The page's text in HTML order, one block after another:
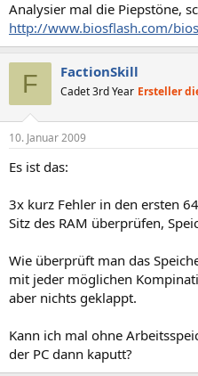
Analysier mal die Piepstöne,
http://www.biosflash.com/
F FactionSkill
Cadet 3rd Year Ersteller
10. Januar 2009
Es ist das:
3x kurz Fehler in den ersten
Sitz des RAM überprüfen,
Wie überprüft man das
mit jeder möglichen
aber nichts geklappt.
Kann ich mal ohne
der PC dann kaputt?